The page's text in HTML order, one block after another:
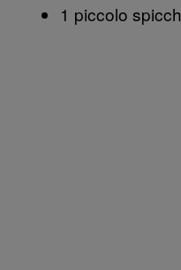
1 piccolo